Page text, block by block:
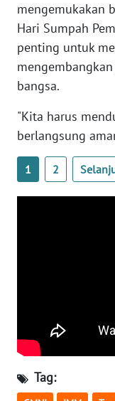
mengemukakan
Hari Sumpah
penting untuk
bangsa.
"Kita harus
berlangsung
1 2
Tag:
WN
SULTRA
WN
NTB
WN
SULTENG
WN
SULBAR
WN
SUMSEL
WN